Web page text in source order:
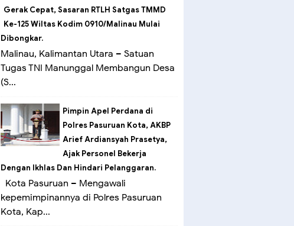
Gerak Cepat, Sasaran RTLH Satgas TMMD
Ke-125 Wiltas Kodim 0910/Malinau Mulai
Dibongkar.
Malinau, Kalimantan Utara – Satuan
Tugas TNI Manunggal Membangun Desa
(S...
Pimpin Apel Perdana di
Polres Pasuruan Kota, AKBP
Arief Ardiansyah Prasetya,
Ajak Personel Bekerja
Dengan Ikhlas Dan Hindari Pelanggaran.
Kota Pasuruan – Mengawali
kepemimpinannya di Polres Pasuruan
Kota, Kap...